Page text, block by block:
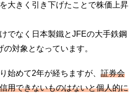
大きく引き下げたことで株価上昇
でなく日本製鐵とJFEの大手鉄鋼
対象となっています。
始めて2年が経ちますが、 証券会
用できないものはないと個人的に